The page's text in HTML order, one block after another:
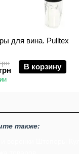
также:
для вина. Pulltex
В корзину